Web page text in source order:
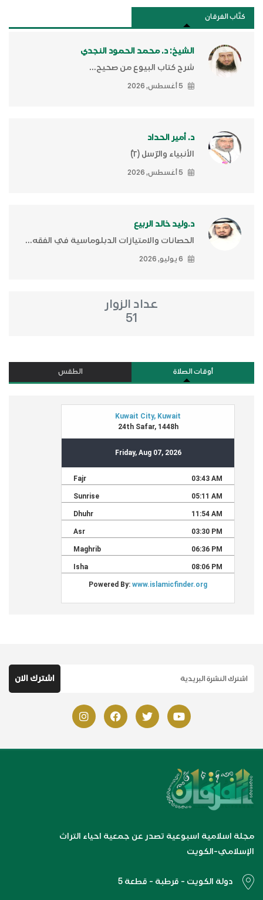
كتَّاب الفرقان
الشيخ: د. محمد الحمود النجدي
شرح كتاب البيوع من صحيح...
5 أغسطس, 2026
د. أمير الحداد
الأنبياء والرّسل (٢)ّ
5 أغسطس, 2026
د.وليد خالد الربيع
الحصانات والامتيازات الدبلوماسية في الفقه...
6 يوليو, 2026
عداد الزوار
51
أوقات الصلاة الطقس
مجلة اسلامية اسبوعية تصدر عن جمعية احياء التراث
الإسلامي-الكويت
دولة الكويت - قرطبة - قطعة 5